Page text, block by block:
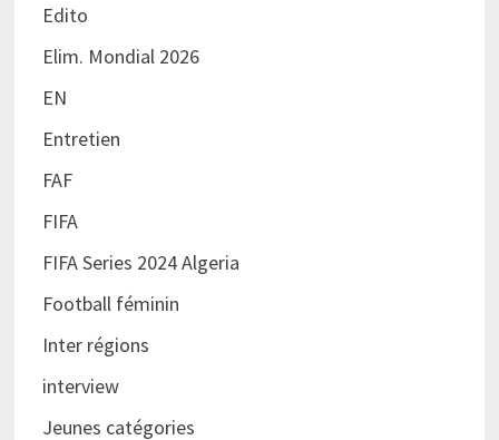
Edito
Elim. Mondial 2026
EN
Entretien
FAF
FIFA
FIFA Series 2024 Algeria
Football féminin
Inter régions
interview
Jeunes catégories